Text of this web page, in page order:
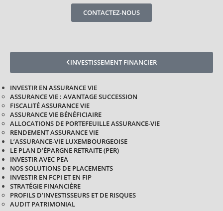
INVESTISSEMENT FINANCIER
INVESTIR EN ASSURANCE VIE
ASSURANCE VIE : AVANTAGE SUCCESSION
FISCALITÉ ASSURANCE VIE
ASSURANCE VIE BÉNÉFICIAIRE
ALLOCATIONS DE PORTEFEUILLE ASSURANCE-VIE
RENDEMENT ASSURANCE VIE
L’ASSURANCE-VIE LUXEMBOURGEOISE
LE PLAN D’ÉPARGNE RETRAITE (PER)
INVESTIR AVEC PEA
NOS SOLUTIONS DE PLACEMENTS
INVESTIR EN FCPI ET EN FIP
STRATÉGIE FINANCIÈRE
PROFILS D’INVESTISSEURS ET DE RISQUES
AUDIT PATRIMONIAL
CONTACTEZ-NOUS